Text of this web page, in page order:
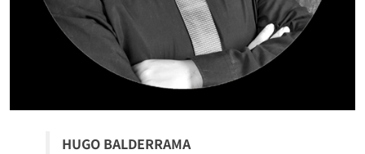
HUGO BALDERRAMA